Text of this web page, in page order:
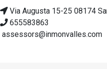
Via Augusta 15-25 08174
655583863
assessors@inmonvalles.com